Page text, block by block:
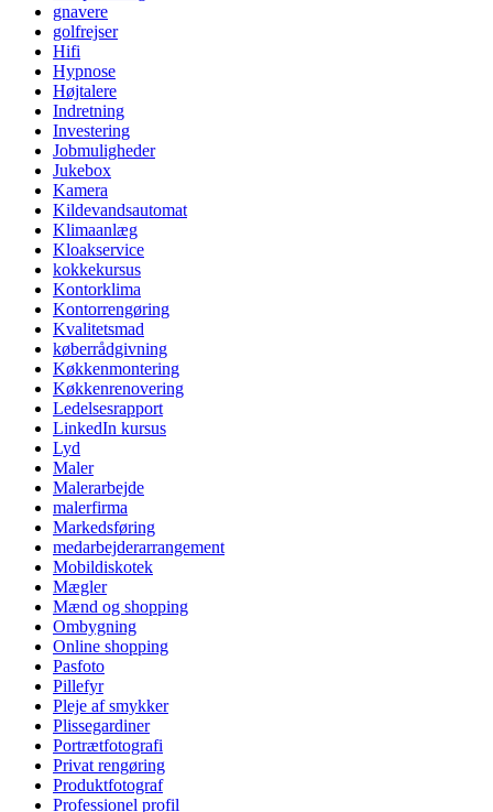
gnavere
golfrejser
Hifi
Hypnose
Højtalere
Indretning
Investering
Jobmuligheder
Jukebox
Kamera
Kildevandsautomat
Klimaanlæg
Kloakservice
kokkekursus
Kontorklima
Kontorrengøring
Kvalitetsmad
køberrådgivning
Køkkenmontering
Køkkenrenovering
Ledelsesrapport
LinkedIn kursus
Lyd
Maler
Malerarbejde
malerfirma
Markedsføring
medarbejderarrangement
Mobildiskotek
Mægler
Mænd og shopping
Ombygning
Online shopping
Pasfoto
Pillefyr
Pleje af smykker
Plissegardiner
Portrætfotografi
Privat rengøring
Produktfotograf
Professionel profil